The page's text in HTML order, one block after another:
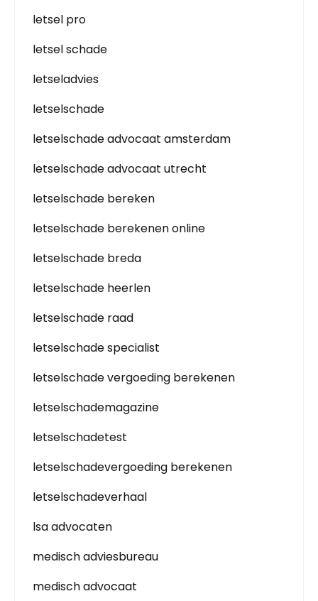
letsel pro
letsel schade
letseladvies
letselschade
letselschade advocaat amsterdam
letselschade advocaat utrecht
letselschade bereken
letselschade berekenen online
letselschade breda
letselschade heerlen
letselschade raad
letselschade specialist
letselschade vergoeding berekenen
letselschademagazine
letselschadetest
letselschadevergoeding berekenen
letselschadeverhaal
lsa advocaten
medisch adviesbureau
medisch advocaat